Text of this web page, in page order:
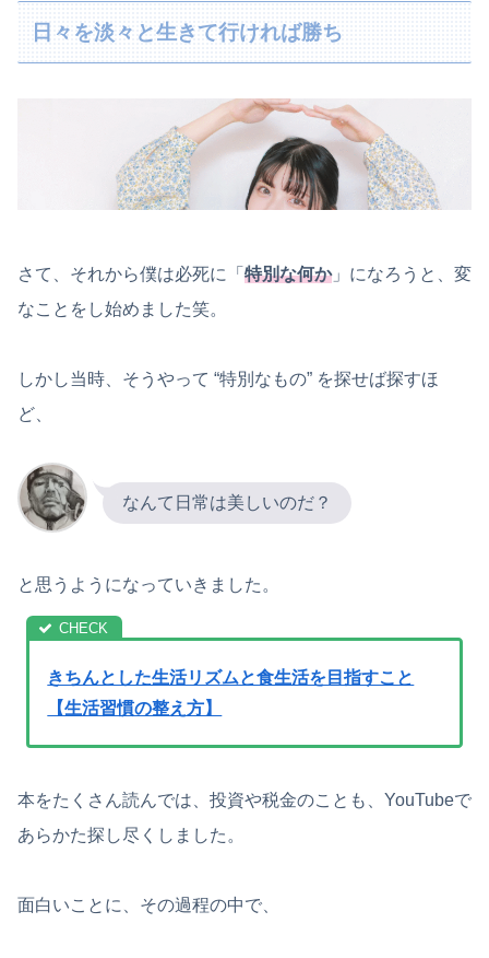
日々を淡々と生きて行ければ勝ち
さて、それから僕は必死に「 特別な何か」になろうと、変
なことをし始めました笑。
しかし当時、そうやって “特別なもの” を探せば探すほ
ど、
なんて日常は美しいのだ？
と思うようになっていきました。
きちんとした生活リズムと食生活を目指すこと
【生活習慣の整え方】
本をたくさん読んでは、投資や税金のことも、YouTubeで
あらかた探し尽くしました。
面白いことに、その過程の中で、